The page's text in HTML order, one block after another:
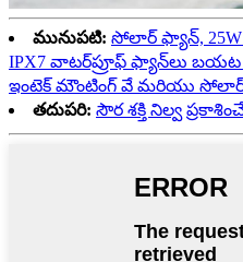
మునుపటి: సోలార్ ఫ్యాన్,
IPX7 వాటర్‌ప్రూఫ్ ఫ్యాన్‌లు బయట
ఇంటెక్ మౌంటింగ్ వే మరియు సోలార్
తదుపరి: సౌర శక్తి నిల్వ